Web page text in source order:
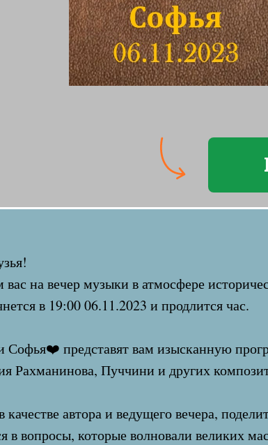
на вечер музыки в атмосфере
в 19:00 06.11.2023 и продлится час.
представят вам изысканную
Рахманинова, Пуччини и других
качестве автора и ведущего вечера,
в вопросы, которые волновали великих